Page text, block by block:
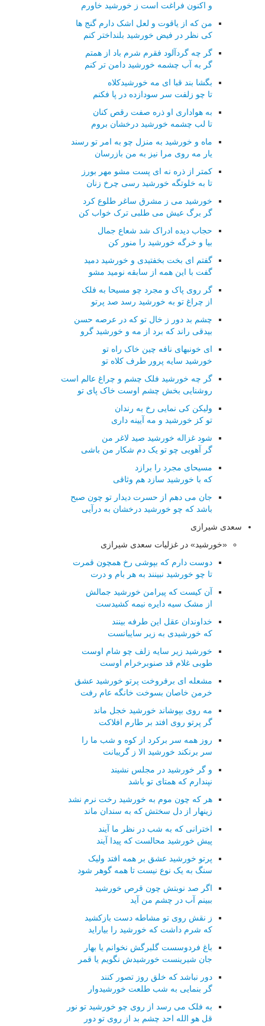
و اکنون فراغت است ز خورشید خاورم
من که از یاقوت و لعل اشک دارم گنج ها
کی نظر در فیض خورشید بلنداختر کنم
گر چه گردآلود فقرم شرم باد از همتم
گر به آب چشمه خورشید دامن تر کنم
بگشا بند قبا ای مه خورشیدکلاه
تا چو زلفت سر سودازده در پا فکنم
به هواداری او ذره صفت رقص کنان
تا لب چشمه خورشید درخشان بروم
ماه و خورشید به منزل چو به امر تو رسند
یار مه روی مرا نیز به من بازرسان
کمتر از ذره نه ای پست مشو مهر بورز
تا به خلوتگه خورشید رسی چرخ زنان
خورشید می ز مشرق ساغر طلوع کرد
گر برگ عیش می طلبی ترک خواب کن
حجاب دیده ادراک شد شعاع جمال
بیا و خرگه خورشید را منور کن
گفتم ای بخت بخفتیدی و خورشید دمید
گفت با این همه از سابقه نومید مشو
گر روی پاک و مجرد چو مسیحا به فلک
از چراغ تو به خورشید رسد صد پرتو
چشم بد دور ز خال تو که در عرصه حسن
بیدقی راند که برد از مه و خورشید گرو
ای خونبهای نافه چین خاک راه تو
خورشید سایه پرور طرف کلاه تو
گر چه خورشید فلک چشم و چراغ عالم است
روشنایی بخش چشم اوست خاک پای تو
ولیکن کی نمایی رخ به رندان
تو کز خورشید و مه آیینه داری
شود غزاله خورشید صید لاغر من
گر آهویی چو تو یک دم شکار من باشی
مسیحای مجرد را برازد
که با خورشید سازد هم وثاقی
جان می دهم از حسرت دیدار تو چون صبح
باشد که چو خورشید درخشان به درآیی
سعدی شیرازی
«خورشید» در غزلیات سعدی شیرازی
دوست دارم که بپوشی رخ همچون قمرت
تا چو خورشید نبینند به هر بام و درت
آن کیست که پیرامن خورشید جمالش
از مشک سیه دایره نیمه کشیدست
خداوندان عقل این طرفه بینند
که خورشیدی به زیر سایبانست
خورشید زیر سایه زلف چو شام اوست
طوبی غلام قد صنوبرخرام اوست
مشعله ای برفروخت پرتو خورشید عشق
خرمن خاصان بسوخت خانگه عام رفت
مه روی بپوشاند خورشید خجل ماند
گر پرتو روی افتد بر طارم افلاکت
روز همه سر برکرد از کوه و شب ما را
سر برنکند خورشید الا ز گریبانت
و گر خورشید در مجلس نشیند
نپندارم که همتای تو باشد
هر که چون موم به خورشید رخت نرم نشد
زینهار از دل سختش که به سندان ماند
اخترانی که به شب در نظر ما آیند
پیش خورشید محالست که پیدا آیند
پرتو خورشید عشق بر همه افتد ولیک
سنگ به یک نوع نیست تا همه گوهر شود
اگر صد نوبتش چون قرص خورشید
ببینم آب در چشم من آید
ز نقش روی تو مشاطه دست بازکشید
که شرم داشت که خورشید را بیاراید
باغ فردوسست گلبرگش نخوانم یا بهار
جان شیرینست خورشیدش نگویم یا قمر
دور نباشد که خلق روز تصور کنند
گر بنمایی به شب طلعت خورشیدوار
به فلک می رسد از روی چو خورشید تو نور
قل هو الله احد چشم بد از روی تو دور